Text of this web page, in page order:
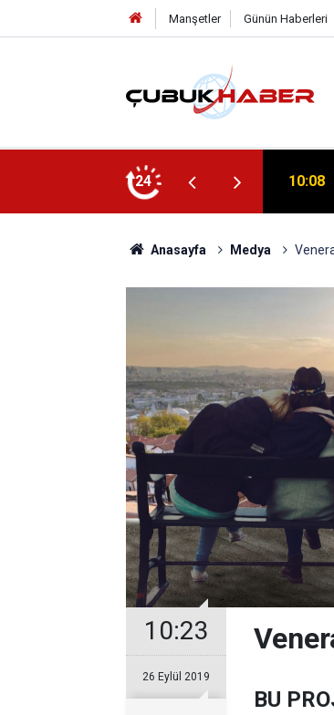
Manşetler Günün Haberleri
24
Eranıl Vizyonu 12:06
Anasayfa Medya
10:23
26 Eylül 2019
BU